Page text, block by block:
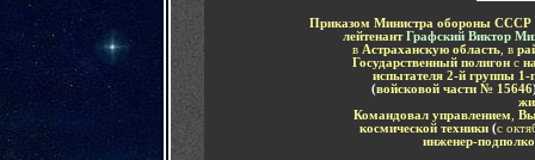
Приказом Министра обороны СССР
лейтенантГрафский Виктор
в Астраханскую область , в
Государственный полигон с
испытателя 2-й группы 1-
(войсковой части № 15646
Командовал управлением
космической техники (с
инженер-